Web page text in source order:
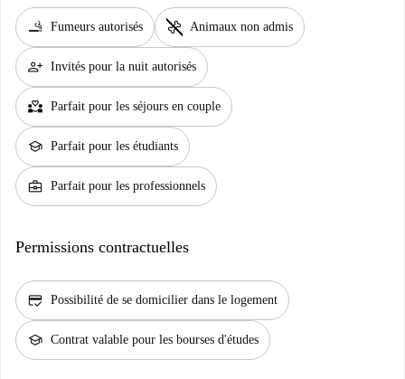
smoking_rooms Fumeurs autorisés pet_supplies Animaux non admis
person_add Invités pour la nuit autorisés
partner_heart Parfait pour les séjours en couple
school Parfait pour les étudiants
business_center Parfait pour les professionnels
Permissions contractuelles
credit_score Possibilité de se domicilier dans le logement
school Contrat valable pour les bourses d'études